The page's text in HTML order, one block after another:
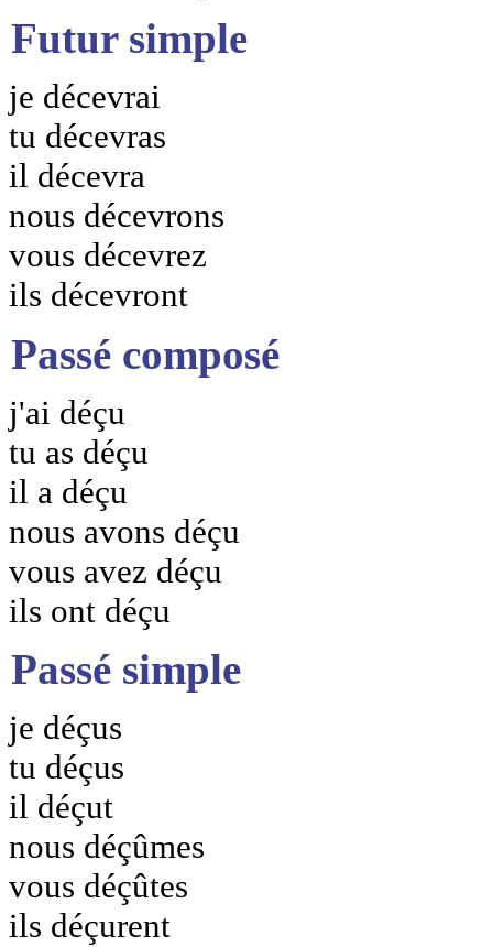
Futur simple
je décevrai
tu décevras
il décevra
nous décevrons
vous décevrez
ils décevront
Passé composé
j'ai déçu
tu as déçu
il a déçu
nous avons déçu
vous avez déçu
ils ont déçu
Passé simple
je déçus
tu déçus
il déçut
nous déçûmes
vous déçûtes
ils déçurent